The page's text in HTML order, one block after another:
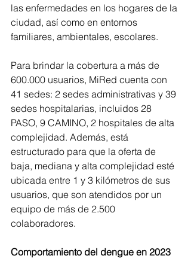
las enfermedades en los hogares de la
ciudad, así como en entornos
familiares, ambientales, escolares.
Para brindar la cobertura a más de
600.000 usuarios, MiRed cuenta con
41 sedes: 2 sedes administrativas y 39
sedes hospitalarias, incluidos 28
PASO, 9 CAMINO, 2 hospitales de alta
complejidad. Además, está
estructurado para que la oferta de
baja, mediana y alta complejidad esté
ubicada entre 1 y 3 kilómetros de sus
usuarios, que son atendidos por un
equipo de más de 2.500
colaboradores.
Comportamiento del dengue en 2023